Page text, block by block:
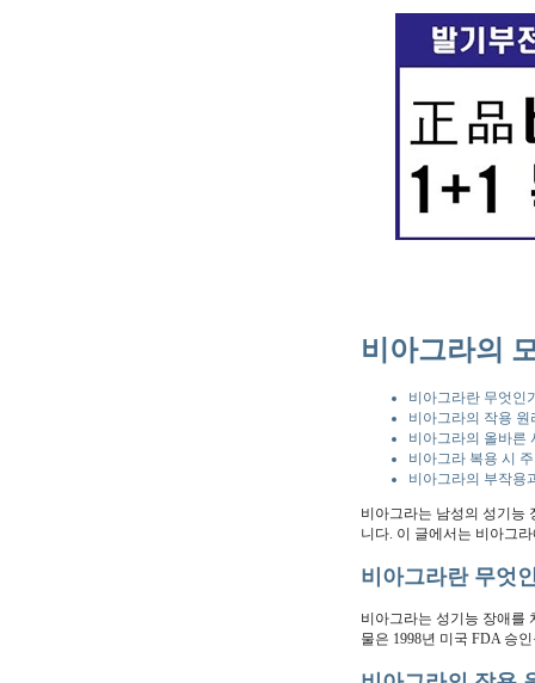
비아그라의
비아그라란 무엇인
비아그라의 작용 원
비아그라의 올바른
비아그라 복용 시
비아그라의 부작용
비아그라는 남성의 성기능
니다. 이 글에서는 비아그
비아그라란 무엇
비아그라는 성기능 장애를
물은 1998년 미국 FDA 승